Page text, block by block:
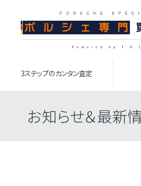
3ステップのカンタン査定
お知らせ＆最新